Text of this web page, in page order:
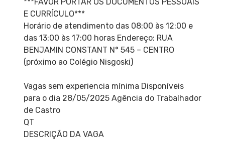
E CURRÍCULO***
Horário de atendimento das 08:00 às 12:00 e
das 13:00 às 17:00 horas Endereço: RUA
BENJAMIN CONSTANT N° 545 – CENTRO
(próximo ao Colégio Nisgoski)
Vagas sem experiencia mínima Disponíveis
para o dia 28/05/2025 Agência do Trabalhador
de Castro
QT
DESCRIÇÃO DA VAGA